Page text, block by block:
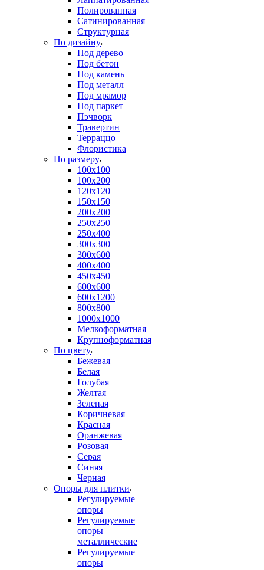
Полированная
Сатинированная
Структурная
По дизайну
Под дерево
Под бетон
Под камень
Под металл
Под мрамор
Под паркет
Пэчворк
Травертин
Терраццо
Флористика
По размеру
100х100
100х200
120х120
150х150
200х200
250х250
250х400
300х300
300х600
400х400
450х450
600х600
600х1200
800х800
1000х1000
Мелкоформатная
Крупноформатная
По цвету
Бежевая
Белая
Голубая
Желтая
Зеленая
Коричневая
Красная
Оранжевая
Розовая
Серая
Синяя
Черная
Опоры для плитки
Регулируемые
опоры
Регулируемые
опоры
металлические
Регулируемые
опоры